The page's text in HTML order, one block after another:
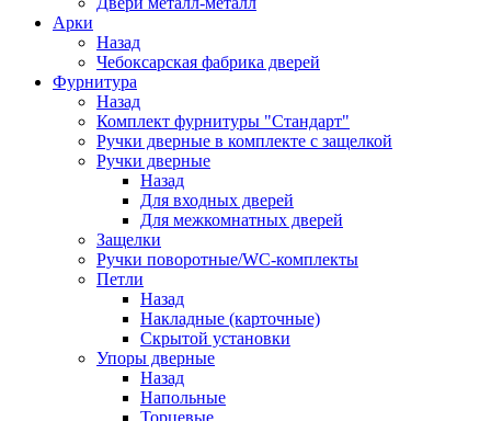
Арки
Назад
Чебоксарская фабрика дверей
Фурнитура
Назад
Комплект фурнитуры "Стандарт"
Ручки дверные в комплекте с защелкой
Ручки дверные
Назад
Для входных дверей
Для межкомнатных дверей
Защелки
Ручки поворотные/WC-комплекты
Петли
Назад
Накладные (карточные)
Скрытой установки
Упоры дверные
Назад
Напольные